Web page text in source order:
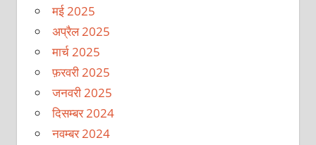
मई 2025
अप्रैल 2025
मार्च 2025
फ़रवरी 2025
जनवरी 2025
दिसम्बर 2024
नवम्बर 2024